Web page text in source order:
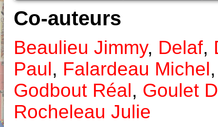
Co-auteurs
Beaulieu Jimmy, Delaf,
Paul, Falardeau Michel
Godbout Réal, Goulet
Rocheleau Julie